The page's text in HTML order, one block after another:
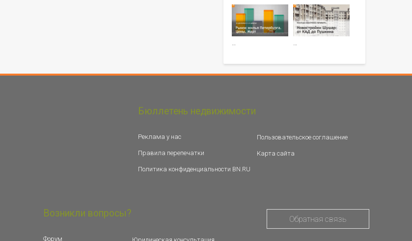
… …
Бюллетень недвижимости
Реклама у нас
Правила перепечатки
Политика конфиденциальности BN.RU
Пользовательское соглашение
Карта сайта
Возникли вопросы?
Форум
Обратная связь